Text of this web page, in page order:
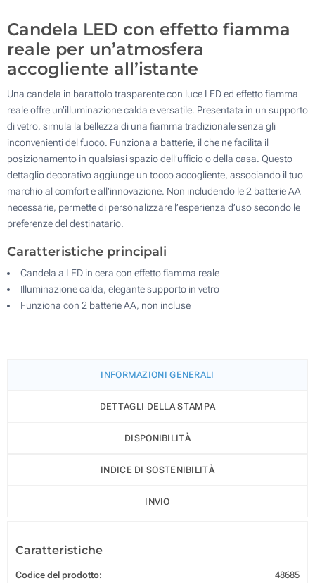
Candela LED con effetto fiamma
reale per un’atmosfera
accogliente all’istante
Una candela in barattolo trasparente con luce LED ed effetto fiamma
reale offre un’illuminazione calda e versatile. Presentata in un supporto
di vetro, simula la bellezza di una fiamma tradizionale senza gli
inconvenienti del fuoco. Funziona a batterie, il che ne facilita il
posizionamento in qualsiasi spazio dell’ufficio o della casa. Questo
dettaglio decorativo aggiunge un tocco accogliente, associando il tuo
marchio al comfort e all’innovazione. Non includendo le 2 batterie AA
necessarie, permette di personalizzare l’esperienza d’uso secondo le
preferenze del destinatario.
Caratteristiche principali
Candela a LED in cera con effetto fiamma reale
Illuminazione calda, elegante supporto in vetro
Funziona con 2 batterie AA, non incluse
INFORMAZIONI GENERALI
DETTAGLI DELLA STAMPA
DISPONIBILITÀ
INDICE DI SOSTENIBILITÀ
INVIO
Caratteristiche
Codice del prodotto: 48685